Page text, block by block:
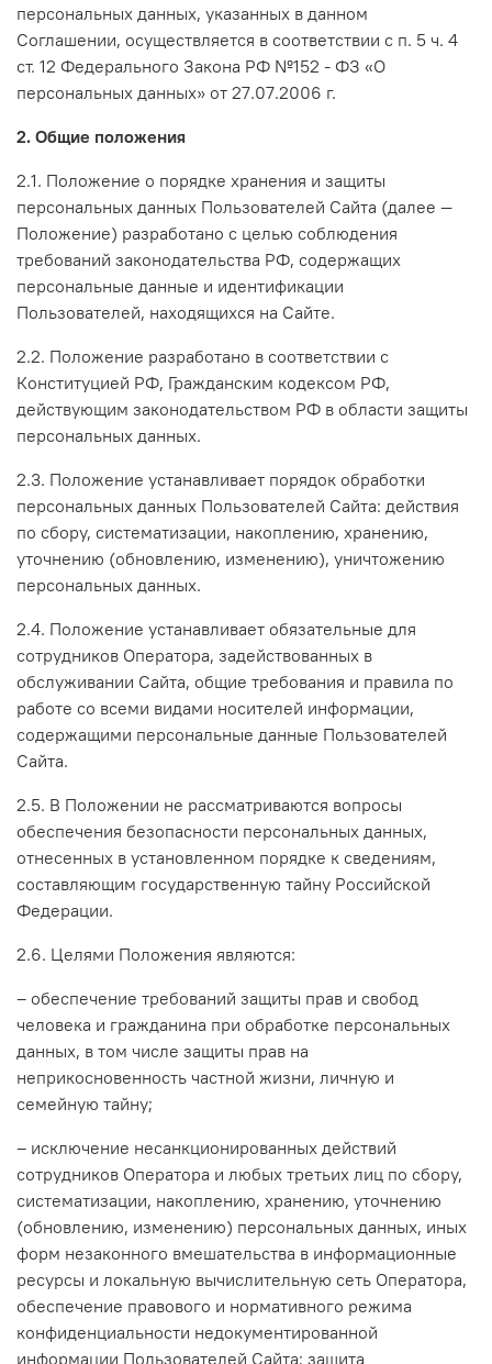
персональных данных, указанных в данном
Соглашении, осуществляется в соответствии с п. 5 ч. 4
ст. 12 Федерального Закона РФ №152 - ФЗ «О
персональных данных» от 27.07.2006 г.
2. Общие положения
2.1. Положение о порядке хранения и защиты
персональных данных Пользователей Сайта (далее —
Положение) разработано с целью соблюдения
требований законодательства РФ, содержащих
персональные данные и идентификации
Пользователей, находящихся на Сайте.
2.2. Положение разработано в соответствии с
Конституцией РФ, Гражданским кодексом РФ,
действующим законодательством РФ в области защиты
персональных данных.
2.3. Положение устанавливает порядок обработки
персональных данных Пользователей Сайта: действия
по сбору, систематизации, накоплению, хранению,
уточнению (обновлению, изменению), уничтожению
персональных данных.
2.4. Положение устанавливает обязательные для
сотрудников Оператора, задействованных в
обслуживании Сайта, общие требования и правила по
работе со всеми видами носителей информации,
содержащими персональные данные Пользователей
Сайта.
2.5. В Положении не рассматриваются вопросы
обеспечения безопасности персональных данных,
отнесенных в установленном порядке к сведениям,
составляющим государственную тайну Российской
Федерации.
2.6. Целями Положения являются:
– обеспечение требований защиты прав и свобод
человека и гражданина при обработке персональных
данных, в том числе защиты прав на
неприкосновенность частной жизни, личную и
семейную тайну;
– исключение несанкционированных действий
сотрудников Оператора и любых третьих лиц по сбору,
систематизации, накоплению, хранению, уточнению
(обновлению, изменению) персональных данных, иных
форм незаконного вмешательства в информационные
ресурсы и локальную вычислительную сеть Оператора,
обеспечение правового и нормативного режима
конфиденциальности недокументированной
информации Пользователей Сайта; защита